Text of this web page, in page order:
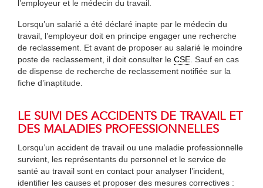
l’employeur et le médecin du travail.
Lorsqu’un salarié a été déclaré inapte par le médecin du
travail, l’employeur doit en principe engager une recherche
de reclassement. Et avant de proposer au salarié le moindre
poste de reclassement, il doit consulter le CSE . Sauf en cas
de dispense de recherche de reclassement notifiée sur la
fiche d’inaptitude.
LE SUIVI DES ACCIDENTS DE TRAVAIL ET
DES MALADIES PROFESSIONNELLES
Lorsqu’un accident de travail ou une maladie professionnelle
survient, les représentants du personnel et le service de
santé au travail sont en contact pour analyser l’incident,
identifier les causes et proposer des mesures correctives :